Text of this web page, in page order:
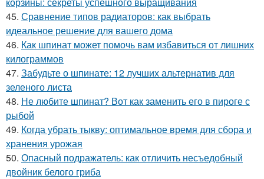
45. Сравнение типов радиаторов: как выбрать
идеальное решение для вашего дома
46. Как шпинат может помочь вам избавиться от лишних
килограммов
47. Забудьте о шпинате: 12 лучших альтернатив для
зеленого листа
48. Не любите шпинат? Вот как заменить его в пироге с
рыбой
49. Когда убрать тыкву: оптимальное время для сбора и
хранения урожая
50. Опасный подражатель: как отличить несъедобный
двойник белого гриба